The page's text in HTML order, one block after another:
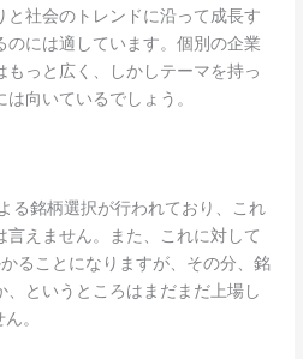
社会のトレンドに沿って成長す
のには適しています。個別の企業
っと広く、しかしテーマを持っ
向いているでしょう。
る銘柄選択が行われており、これ
えません。また、これに対して
ることになりますが、その分、銘
というところはまだまだ上場し
。